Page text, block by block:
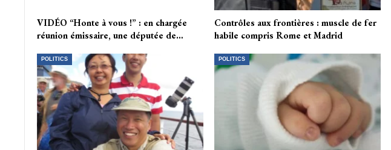
VIDÉO “Honte à vous !” : en chargée
réunion émissaire, une députée de…
Contrôles aux frontières : muscle de fer
habile compris Rome et Madrid
POLITICS POLITICS